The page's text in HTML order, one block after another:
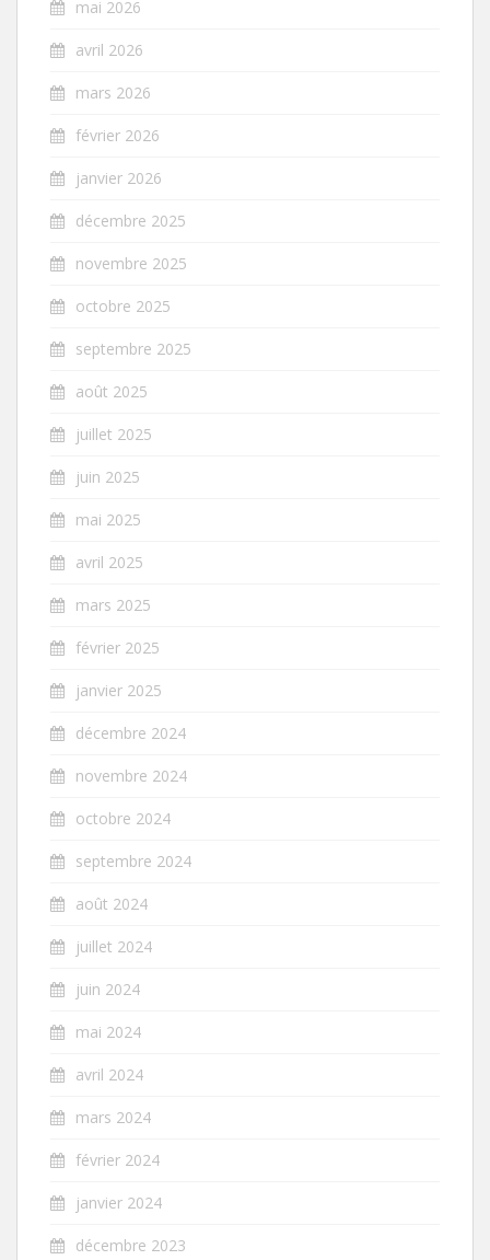
mai 2026
avril 2026
mars 2026
février 2026
janvier 2026
décembre 2025
novembre 2025
octobre 2025
septembre 2025
août 2025
juillet 2025
juin 2025
mai 2025
avril 2025
mars 2025
février 2025
janvier 2025
décembre 2024
novembre 2024
octobre 2024
septembre 2024
août 2024
juillet 2024
juin 2024
mai 2024
avril 2024
mars 2024
février 2024
janvier 2024
décembre 2023